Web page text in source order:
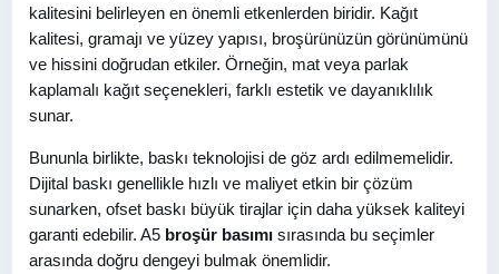
kalitesini belirleyen en önemli etkenlerden biridir. Kağıt
kalitesi, gramajı ve yüzey yapısı, broşürünüzün görünümünü
ve hissini doğrudan etkiler. Örneğin, mat veya parlak
kaplamalı kağıt seçenekleri, farklı estetik ve dayanıklılık
sunar.
Bununla birlikte, baskı teknolojisi de göz ardı edilmemelidir.
Dijital baskı genellikle hızlı ve maliyet etkin bir çözüm
sunarken, ofset baskı büyük tirajlar için daha yüksek kaliteyi
garanti edebilir. A5 broşür basımı sırasında bu seçimler
arasında doğru dengeyi bulmak önemlidir.